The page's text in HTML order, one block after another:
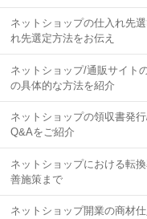
ネットショップの仕入れ先
れ先選定方法をお伝え
ネットショップ/通販サイト
の具体的な方法を紹介
ネットショップの領収書発
Q&Aをご紹介
ネットショップにおける転
善施策まで
ネットショップ開業の商材